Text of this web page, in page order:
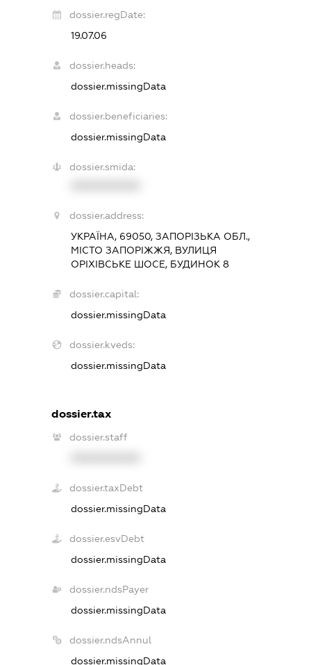
dossier.regDate:
19.07.06
dossier.heads:
dossier.missingData
dossier.beneficiaries:
dossier.missingData
dossier.smida:
dossier.address:
УКРАЇНА, 69050, ЗАПОРІЗЬКА ОБЛ.,
МІСТО ЗАПОРІЖЖЯ, ВУЛИЦЯ
ОРІХІВСЬКЕ ШОСЕ, БУДИНОК 8
dossier.capital:
dossier.missingData
dossier.kveds:
dossier.missingData
dossier.tax
dossier.staff
dossier.taxDebt
dossier.missingData
dossier.esvDebt
dossier.missingData
dossier.ndsPayer
dossier.missingData
dossier.ndsAnnul
dossier.missingData